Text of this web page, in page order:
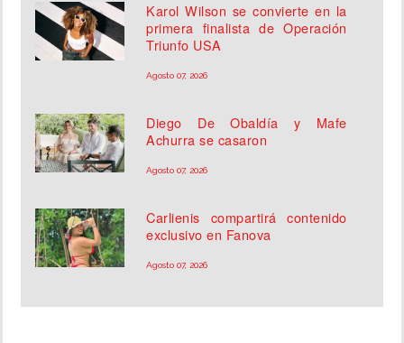
Karol Wilson se convierte en la
primera finalista de Operación
Triunfo USA
Agosto 07, 2026
Diego De Obaldía y Mafe
Achurra se casaron
Agosto 07, 2026
Carlienis compartirá contenido
exclusivo en Fanova
Agosto 07, 2026